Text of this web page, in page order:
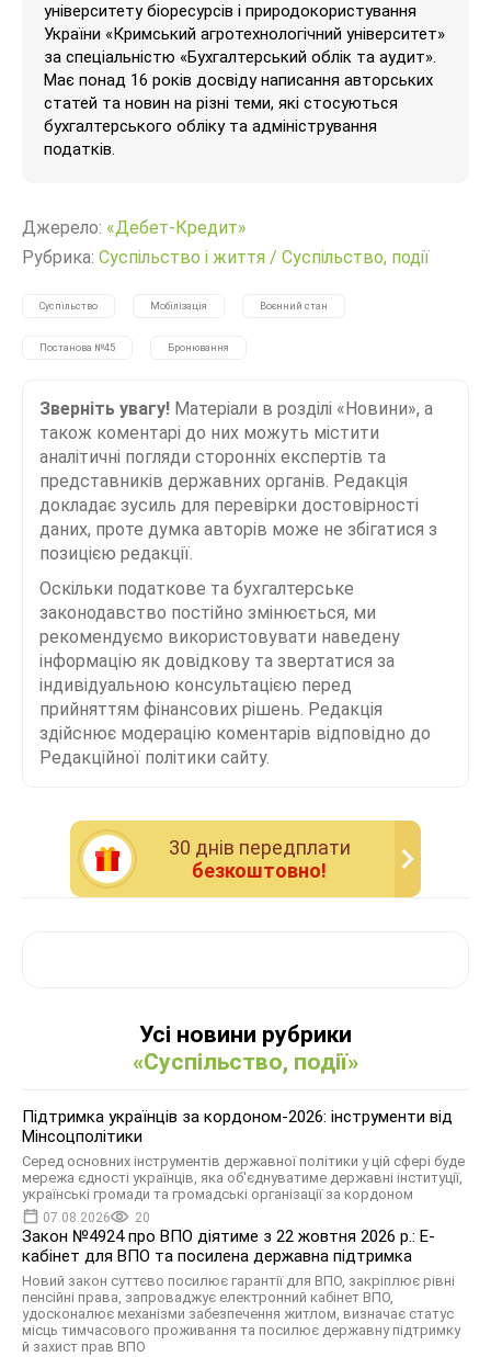
університету біоресурсів і природокористування
України «Кримський агротехнологічний університет»
за спеціальністю «Бухгалтерський облік та аудит».
Має понад 16 років досвіду написання авторських
статей та новин на різні теми, які стосуються
бухгалтерського обліку та адміністрування
податків.
Джерело: «Дебет-Кредит»
Рубрика: Суспільство і життя / Суспільство, події
Суспільство Мобілізація Воєнний стан
Постанова №45 Бронювання
Зверніть увагу! Матеріали в розділі «Новини», а
також коментарі до них можуть містити
аналітичні погляди сторонніх експертів та
представників державних органів. Редакція
докладає зусиль для перевірки достовірності
даних, проте думка авторів може не збігатися з
позицією редакції.
Оскільки податкове та бухгалтерське
законодавство постійно змінюється, ми
рекомендуємо використовувати наведену
інформацію як довідкову та звертатися за
індивідуальною консультацією перед
прийняттям фінансових рішень. Редакція
здійснює модерацію коментарів відповідно до
Редакційної політики сайту.
30 днiв передплати
безкоштовно!
Усі новини рубрики
«Суспільство, події»
Підтримка українців за кордоном-2026: інструменти від
Мінсоцполітики
Серед основних інструментів державної політики у цій сфері буде
мережа єдності українців, яка об'єднуватиме державні інституції,
українські громади та громадські організації за кордоном
07.08.2026 20
Закон №4924 про ВПО діятиме з 22 жовтня 2026 р.: Е-
кабінет для ВПО та посилена державна підтримка
Новий закон суттєво посилює гарантії для ВПО, закріплює рівні
пенсійні права, запроваджує електронний кабінет ВПО,
удосконалює механізми забезпечення житлом, визначає статус
місць тимчасового проживання та посилює державну підтримку
й захист прав ВПО